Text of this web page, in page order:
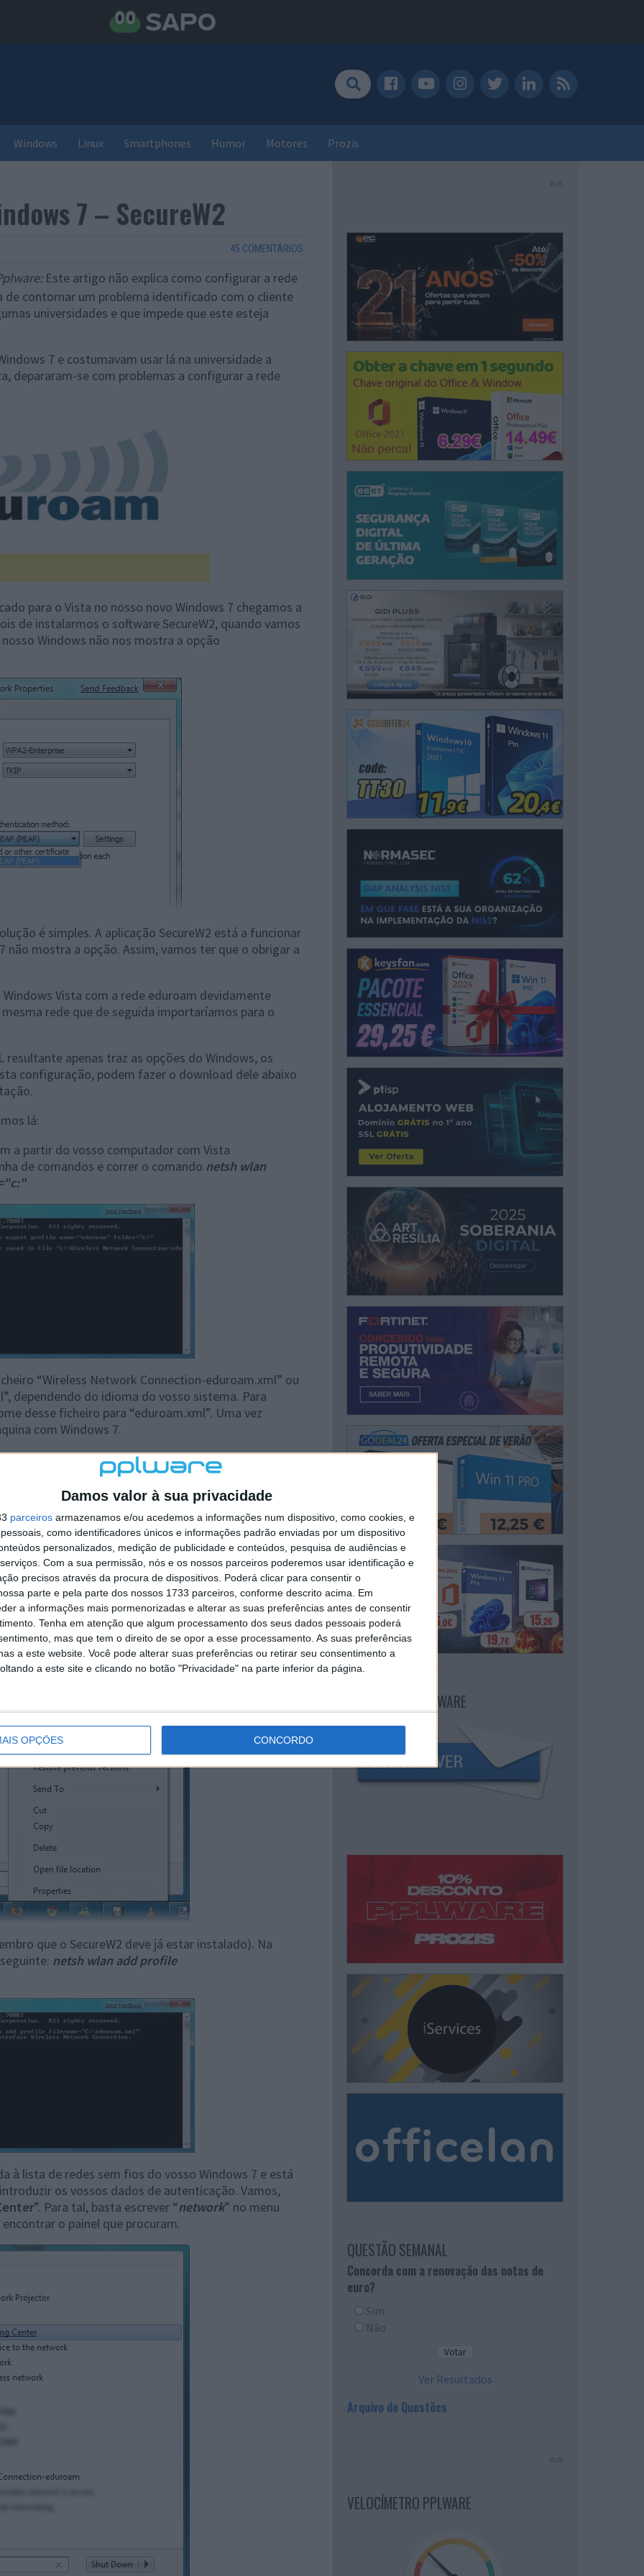
Damos valor à sua privacidade
parceiros armazenamos e/ou acedemos a informações num dispositivo, como cookies, e
como identificadores únicos e informações padrão enviadas por um dispositivo
personalizados, medição de publicidade e conteúdos, pesquisa de audiências e
Com a sua permissão, nós e os nossos parceiros poderemos usar identificação e
precisos através da procura de dispositivos. Poderá clicar para consentir o
parte e pela parte dos nossos 1733 parceiros, conforme descrito acima. Em
a informações mais pormenorizadas e alterar as suas preferências antes de consentir
Tenha em atenção que algum processamento dos seus dados pessoais poderá
mas que tem o direito de se opor a esse processamento. As suas preferências
a este website. Você pode alterar suas preferências ou retirar seu consentimento a
a este site e clicando no botão "Privacidade" na parte inferior da página.
OPÇÕES CONCORDO
Windows Linux Smartphones Humor Motores Prozis
7 – SecureW2
45 COMENTÁRIOS
Este artigo não explica como configurar a rede
contornar um problema identificado com o cliente
universidades e que impede que este esteja
7 e costumavam usar lá na universidade a
depararam-se com problemas a configurar a rede
para o Vista no nosso novo Windows 7 chegamos a
de instalarmos o software SecureW2, quando vamos
Windows não nos mostra a opção
é simples. A aplicação SecureW2 está a funcionar
não mostra a opção. Assim, vamos ter que o obrigar a
Vista com a rede eduroam devidamente
rede que de seguida importaríamos para o
apenas traz as opções do Windows, os
configuração, podem fazer o download dele abaixo
lá:
a partir do vosso computador com Vista
de comandos e correr o comando netsh wlan
“Wireless Network Connection-eduroam.xml” ou
dependendo do idioma do vosso sistema. Para
desse ficheiro para “eduroam.xml”. Uma vez
com Windows 7.
o ficheiro trazido da outra máquina ou
a linha de comandos comdireitos de
escrevemos “command” e carregamos com o
menu é só clicar na opção “Run as administrator”.
que o SecureW2 deve já estar instalado). Na
netsh wlan add profile
lista de redes sem fios do vosso Windows 7 e está
os vossos dados de autenticação. Vamos,
”. Para tal, basta escrever “network” no menu
encontrar o painel que procuram.
PUB
NEWSLETTER PPLWARE
QUESTÃO SEMANAL
Concorda com a renovação das notas de
euro?
Sim
Não
Ver Resultados
Arquivo de Questões
PUB
VELOCÍMETRO PPLWARE